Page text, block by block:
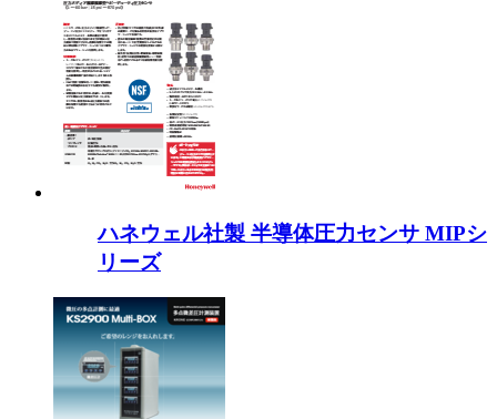
ハネウェル社製 半導体圧力センサ MIPシ
リーズ